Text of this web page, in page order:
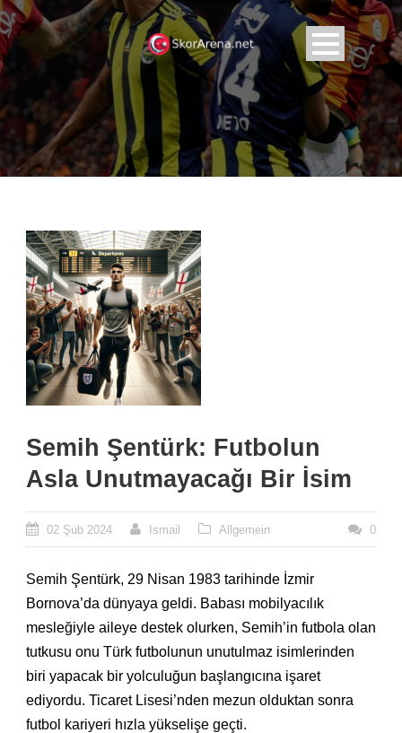
Semih Şentürk: Futbolun
Asla Unutmayacağı Bir İsim
02 Şub 2024 Ismail Allgemein 0
Semih Şentürk, 29 Nisan 1983 tarihinde İzmir
Bornova’da dünyaya geldi. Babası mobilyacılık
mesleğiyle aileye destek olurken, Semih’in futbola olan
tutkusu onu Türk futbolunun unutulmaz isimlerinden
biri yapacak bir yolculuğun başlangıcına işaret
ediyordu. Ticaret Lisesi’nden mezun olduktan sonra
futbol kariyeri hızla yükselişe geçti.